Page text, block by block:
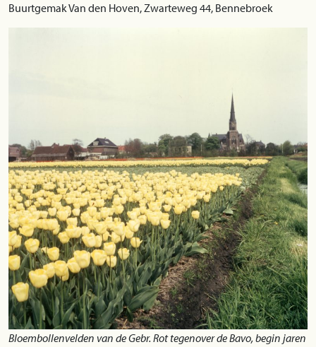
Buurtgemak Van den Hoven, Zwarteweg 44, Bennebroek
Bloembollenvelden van de Gebr. Rot tegenover de Bavo, begin jaren